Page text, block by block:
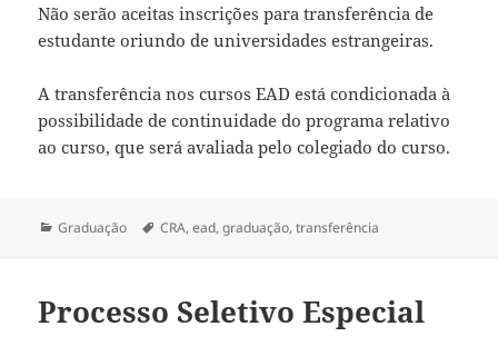
Não serão aceitas inscrições para transferência de
estudante oriundo de universidades estrangeiras.
A transferência nos cursos EAD está condicionada à
possibilidade de continuidade do programa relativo
ao curso, que será avaliada pelo colegiado do curso.
Categorias
Graduação Tags
CRA,ead,graduação,transferência
Processo Seletivo Especial